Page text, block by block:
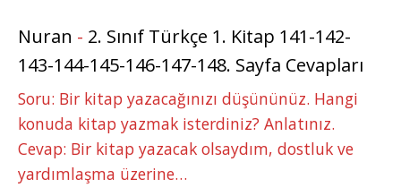
Nuran - 2. Sınıf Türkçe 1. Kitap 141-142-
143-144-145-146-147-148. Sayfa Cevapları
Soru: Bir kitap yazacağınızı düşününüz. Hangi
konuda kitap yazmak isterdiniz? Anlatınız.
Cevap: Bir kitap yazacak olsaydım, dostluk ve
yardımlaşma üzerine…